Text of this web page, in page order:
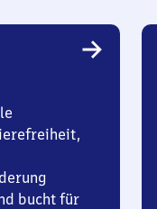
bucht für